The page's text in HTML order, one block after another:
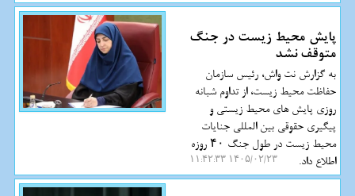
پایش محیط زیست در جنگ
متوقف نشد
به گزارش نت واش، رئیس سازمان
حفاظت محیط زیست، از تداوم شبانه
روزی پایش های محیط زیستی و
پیگیری حقوقی بین المللی جنایات
محیط زیست در طول جنگ ۴۰ روزه
اطلاع داد.
۱۴۰۵/۰۲/۲۳ ۱۱:۴۲:۳۳